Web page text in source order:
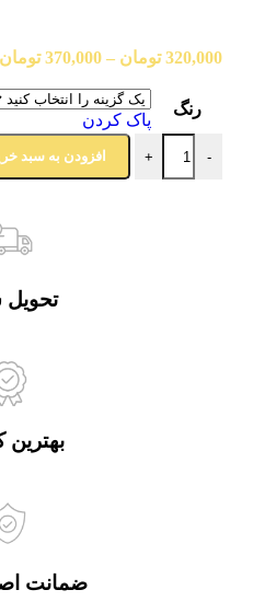
320,000 تومان –
370,000 تومان
رنگ
پاک کردن
-
+ افزودن به سبد
تحویل
بهترین
ضمانت